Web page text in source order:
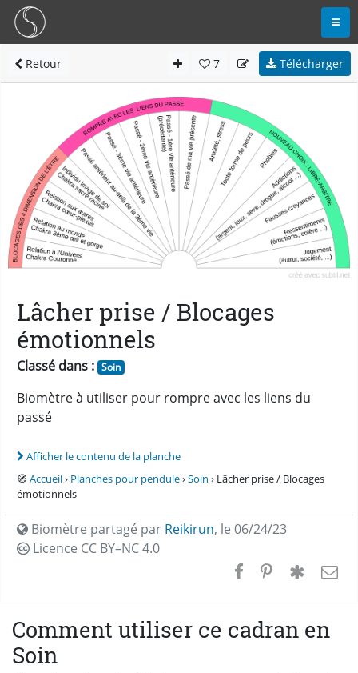
Retour 7 Télécharger
Lâcher prise / Blocages
émotionnels
Classé dans : Soin
Biomètre à utiliser pour rompre avec les liens du
passé
Afficher le contenu de la planche
🧭 Accueil› Planches pour pendule›Soin › Lâcher prise / Blocages
émotionnels
Biomètre partagé par Reikirun, le 06/24/23
Licence CC BY–NC 4.0
Comment utiliser ce cadran en
Soin